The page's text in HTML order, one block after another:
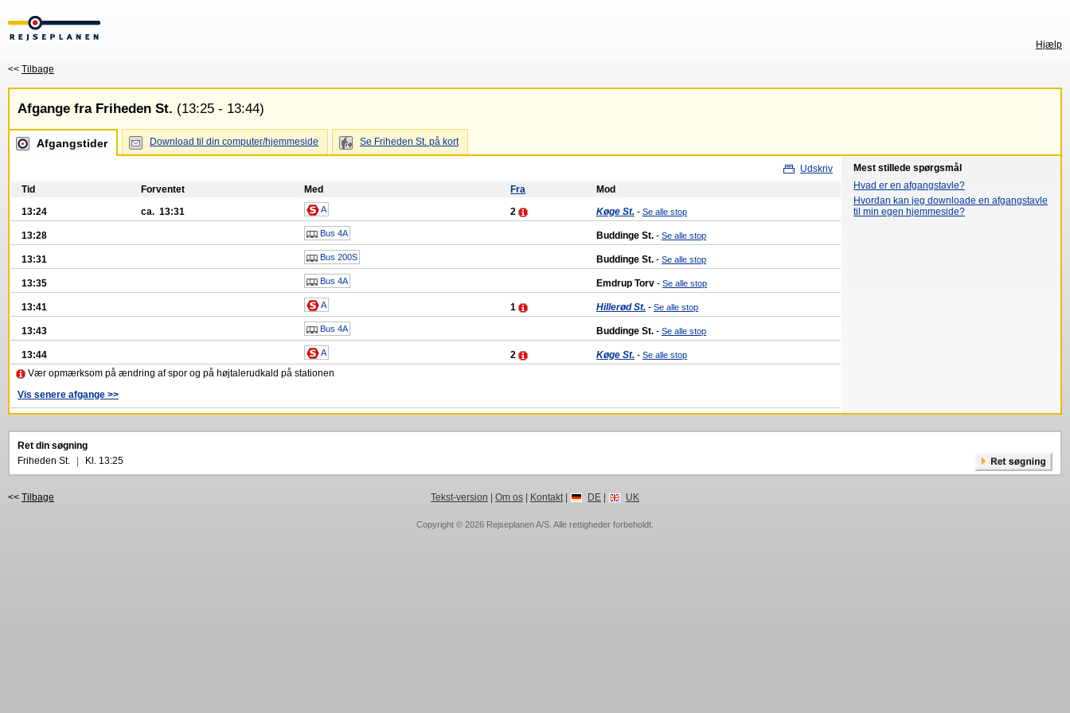
Hjælp
<< Tilbage
Afgange fra Friheden St. (13:25 - 13:44)
Afgangstider Download til din computer/hjemmeside Se Friheden St. på kort
Udskriv
Tid
Forventet Med Fra
Mod
13:24
ca. 13:31 A 2 Køge St. - Se alle stop
13:28 Bus 4A Buddinge St. - Se alle stop
13:31 Bus 200S Buddinge St. - Se alle stop
13:35 Bus 4A Emdrup Torv - Se alle stop
13:41 A 1 Hillerød St. - Se alle stop
13:43 Bus 4A Buddinge St. - Se alle stop
13:44 A 2 Køge St. - Se alle stop
Vær opmærksom på ændring af spor og på højtalerudkald på stationen
Vis senere afgange >>
Mest stillede spørgsmål
Hvad er en afgangstavle?
Hvordan kan jeg downloade en afgangstavle
til min egen hjemmeside?
Ret din søgning
Friheden St.
Kl. 13:25
<< Tilbage Tekst-version Om os| Kontakt| DE| UK
Copyright © 2026 Rejseplanen A/S . Alle rettigheder forbeholdt.